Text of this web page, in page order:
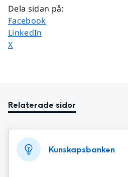
Dela sidan på:
Dela sidan på
Facebook
Dela sidan på
LinkedIn
Dela sidan på
X
Relaterade sidor
Kunskapsbanken